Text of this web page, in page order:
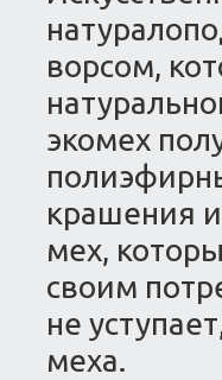
ворсом,
экомех
крашения и
мех,
своим
не
меха.